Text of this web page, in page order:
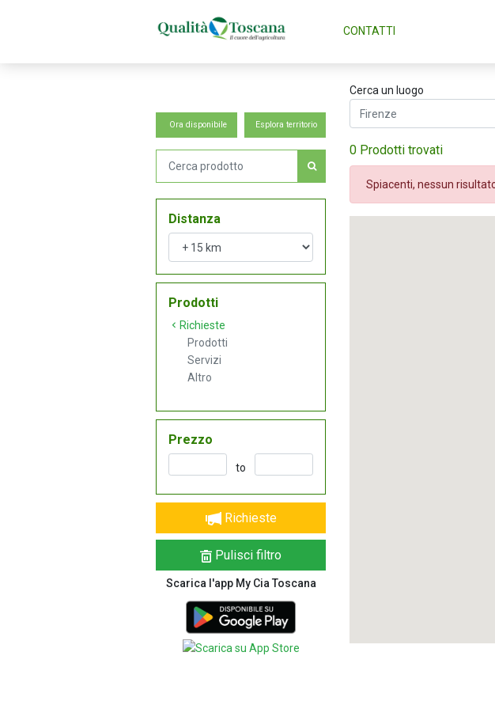
CONTATTI
Ora disponibile Esplora territorio
Distanza
Prodotti
Richieste
Prodotti
Servizi
Altro
Prezzo
to
Richieste
Pulisci filtro
Scarica l'app My Cia Toscana
Cerca un luogo
0 Prodotti trovati
Spiacenti, nessun